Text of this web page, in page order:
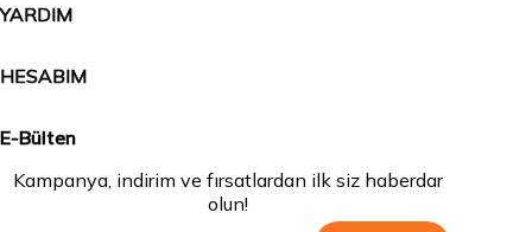
YARDIM
HESABIM
E-Bülten
Kampanya, indirim ve fırsatlardan ilk siz haberdar
olun!